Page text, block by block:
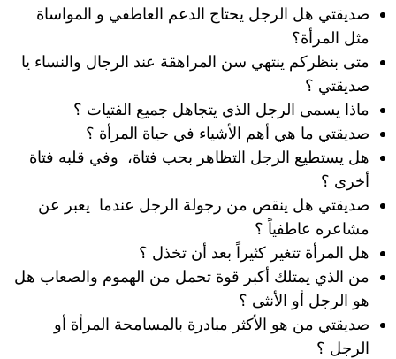
صديقتي هل الرجل يحتاج الدعم العاطفي و المواساة
مثل المرأة؟
متى بنظركم ينتهي سن المراهقة عند الرجال والنساء يا
صديقتي ؟
ماذا يسمى الرجل الذي يتجاهل جميع الفتيات ؟
صديقتي ما هي أهم الأشياء في حياة المرأة ؟
هل يستطيع الرجل التظاهر بحب فتاة، وفي قلبه فتاة
أخرى ؟
صديقتي هل ينقص من رجولة الرجل عندما يعبر عن
مشاعره عاطفياً ؟
هل المرأة تتغير كثيراً بعد أن تخذل ؟
من الذي يمتلك أكبر قوة تحمل من الهموم والصعاب هل
هو الرجل أو الأنثى ؟
صديقتي من هو الأكثر مبادرة بالمسامحة المرأة أو
الرجل ؟